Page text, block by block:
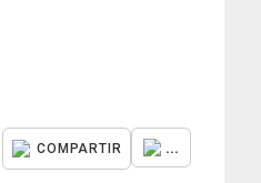
COMPARTIR ...